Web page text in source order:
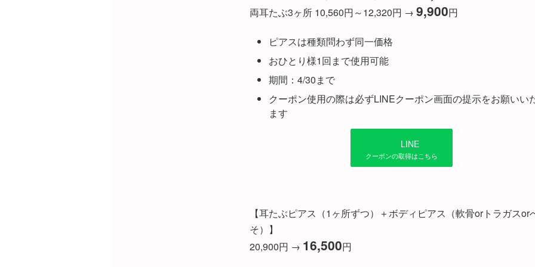
両耳たぶ3ヶ所 10,560円～12,320円 →9,900円
ピアスは種類問わず同一価格
おひとり様1回まで使用可能
期間：4/30まで
クーポン使用の際は必ずLINEクーポン画面の提示をお願いい
ます
LINE
クーポンの取得はこちら
【耳たぶピアス（1ヶ所ずつ）＋ボディピアス（軟骨orトラガスor
そ）】
20,900円 → 16,500円